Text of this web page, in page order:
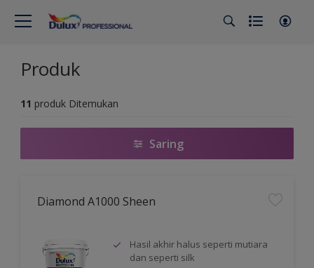
Produk
11 produk Ditemukan
Saring
Diamond A1000 Sheen
Hasil akhir halus seperti mutiara
dan seperti silk